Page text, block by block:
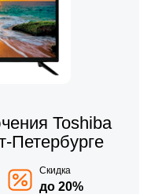
Toshiba
Петербурге
Скидка
до 20%